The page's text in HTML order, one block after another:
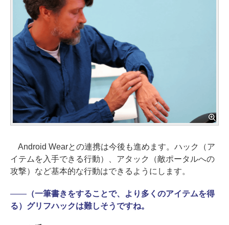
Android Wearとの連携は今後も進めます。ハック（ア
イテムを入手できる行動）、アタック（敵ポータルへの
攻撃）など基本的な行動はできるようにします。
――（一筆書きをすることで、より多くのアイテムを得
る）グリフハックは難しそうですね。